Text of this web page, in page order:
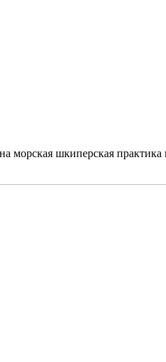
морская шкиперская